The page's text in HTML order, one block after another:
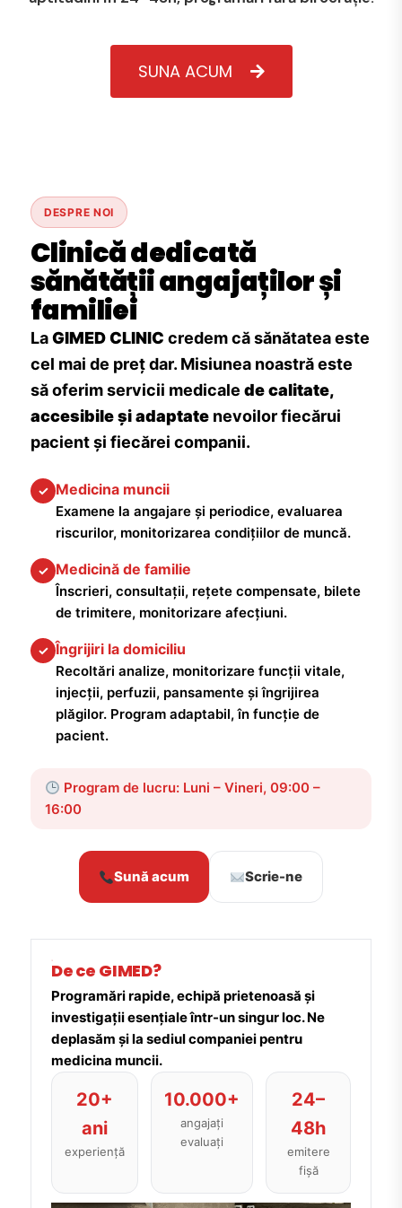
SUNA ACUM
DESPRE NOI
Clinică dedicată
sănătății angajaților și
familiei
LaGIMED CLINIC credem că sănătatea este
cel mai de preț dar. Misiunea noastră este
să oferim servicii medicale de calitate,
accesibile și adaptate nevoilor fiecărui
pacient și fiecărei companii.
✓ Medicina muncii
Examene la angajare și periodice, evaluarea
riscurilor, monitorizarea condițiilor de muncă.
✓ Medicină de familie
Înscrieri, consultații, rețete compensate, bilete
de trimitere, monitorizare afecțiuni.
✓ Îngrijiri la domiciliu
Recoltări analize, monitorizare funcții vitale,
injecții, perfuzii, pansamente și îngrijirea
plăgilor. Program adaptabil, în funcție de
pacient.
Program de lucru: Luni – Vineri, 09:00 –
16:00
Sună acum Scrie-ne
De ce GIMED?
Programări rapide, echipă prietenoasă și
investigații esențiale într-un singur loc. Ne
deplasăm și la sediul companiei pentru
medicina muncii.
20+
ani
experiență
10.000+
angajați
evaluați
24–
48h
emitere
fișă